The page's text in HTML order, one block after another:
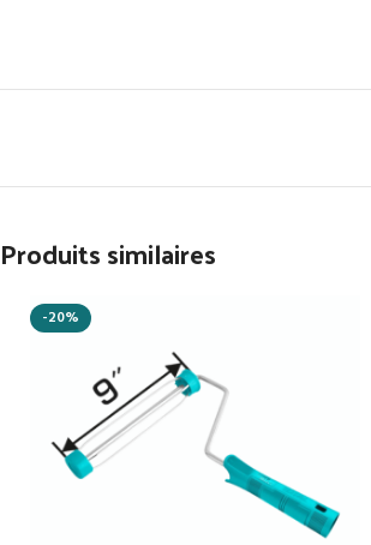
Produits similaires
-20%